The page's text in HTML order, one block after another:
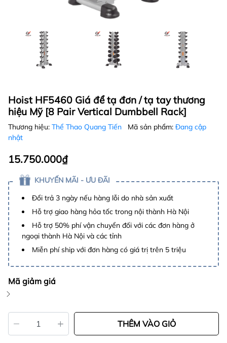
Hoist HF5460 Giá để tạ đơn / tạ tay thương
hiệu Mỹ [8 Pair Vertical Dumbbell Rack]
Thương hiệu: Thể Thao Quang Tiến Mã sản phẩm: Đang cập
nhật
15.750.000₫
KHUYẾN MÃI - ƯU ĐÃI
Đổi trả 3 ngày nếu hàng lỗi do nhà sản xuất
Hỗ trợ giao hàng hỏa tốc trong nội thành Hà Nội
Hỗ trợ 50% phí vận chuyển đối với các đơn hàng ở
ngoại thành Hà Nội và các tỉnh
Miễn phí ship với đơn hàng có giá trị trên 5 triệu
Mã giảm giá
THÊM VÀO GIỎ